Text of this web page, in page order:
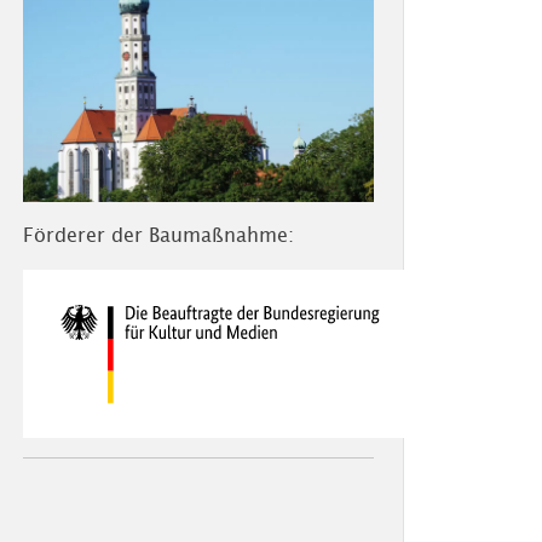
Förderer der Baumaßnahme: